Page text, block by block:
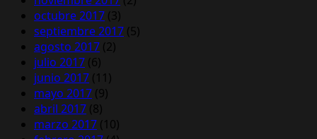
octubre 2017 (3)
septiembre 2017 (5)
agosto 2017 (2)
julio 2017 (6)
junio 2017 (11)
mayo 2017 (9)
abril 2017 (8)
marzo 2017 (10)